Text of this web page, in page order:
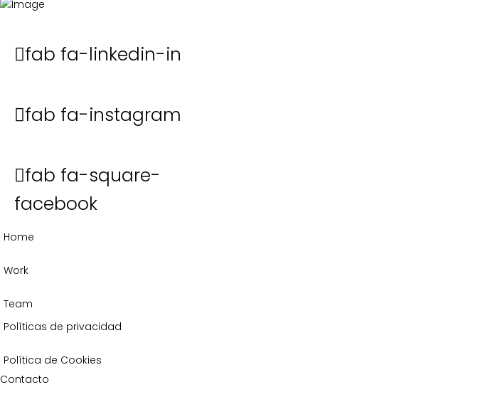
fab fa-linkedin-in
fab fa-instagram
fab fa-square-
facebook
Home
Work
Team
Políticas de privacidad
Política de Cookies
Contacto